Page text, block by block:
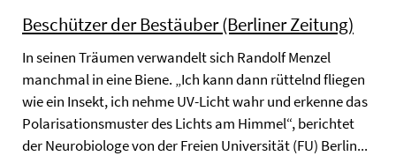
Beschützer der Bestäuber (Berliner Zeitung)
In seinen Träumen verwandelt sich Randolf Menzel
manchmal in eine Biene. „Ich kann dann rüttelnd fliegen
wie ein Insekt, ich nehme UV-Licht wahr und erkenne das
Polarisationsmuster des Lichts am Himmel“, berichtet
der Neurobiologe von der Freien Universität (FU) Berlin...